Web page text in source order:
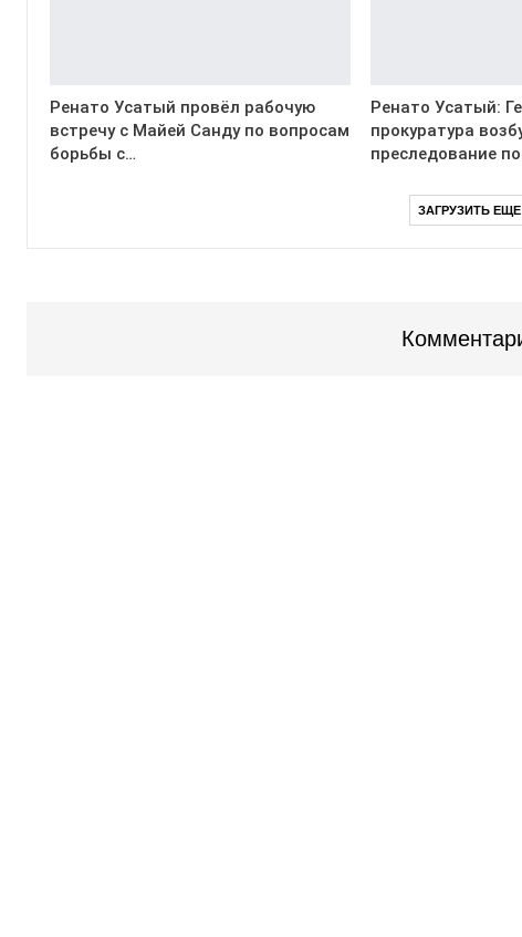
Ренато Усатый провёл рабочую
встречу с Майей Санду по вопросам
борьбы с…
Ренато Усатый:
прокуратура
преследование
ЗАГРУЗИТЬ